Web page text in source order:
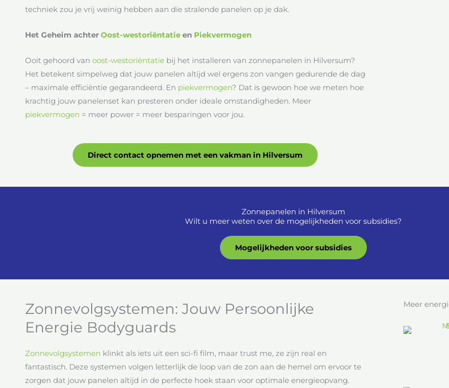
techniek zou je vrij weinig hebben aan die stralende panelen op je dak.
Het Geheim achter Oost-westoriëntatie en Piekvermogen
Ooit gehoord van oost-westoriëntatie bij het installeren van zonnepanelen in Hilversum?
Het betekent simpelweg dat jouw panelen altijd wel ergens zon vangen gedurende de dag
– maximale efficiëntie gegarandeerd. En piekvermogen? Dat is gewoon hoe we meten hoe
krachtig jouw panelenset kan presteren onder ideale omstandigheden. Meer
piekvermogen = meer power = meer besparingen voor jou.
Direct contact opnemen met een vakman in Hilversum
Zonnepanelen in Hilversum
Wilt u meer weten over de mogelijkheden voor subsidies?
Mogelijkheden voor subsidies
Zonnevolgsystemen: Jouw Persoonlijke
Energie Bodyguards
Zonnevolgsystemen klinkt als iets uit een sci-fi film, maar trust me, ze zijn real en
fantastisch. Deze systemen volgen letterlijk de loop van de zon aan de hemel om ervoor te
zorgen dat jouw panelen altijd in de perfecte hoek staan voor optimale energieopvang.
Meer